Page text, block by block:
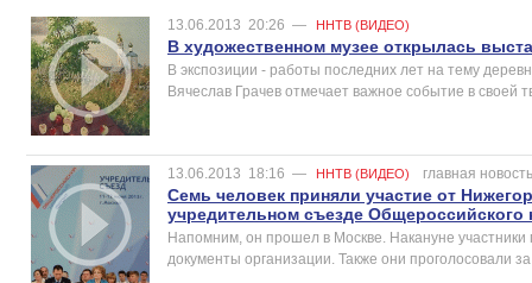
13.06.2013 20:26 — ННТВ (ВИДЕО)
В художественном музее открылась
В экспозиции - работы последних лет на тему
Вячеслав Грачев отмечает важное событие в своей
13.06.2013 18:16 — ННТВ (ВИДЕО) главная новость
Семь человек приняли участие от
учредительном съезде Общероссийского
Напомним, он прошел в Москве. Накануне
документы организации. Также они проголосовали